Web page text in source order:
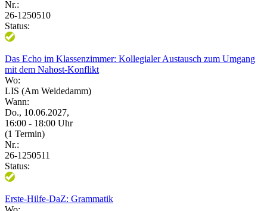
Nr.:
26-1250510
Status:
Das Echo im Klassenzimmer: Kollegialer Austausch zum Umgang
mit dem Nahost-Konflikt
Wo:
LIS (Am Weidedamm)
Wann:
Do., 10.06.2027,
16:00 - 18:00 Uhr
(1 Termin)
Nr.:
26-1250511
Status:
Erste-Hilfe-DaZ: Grammatik